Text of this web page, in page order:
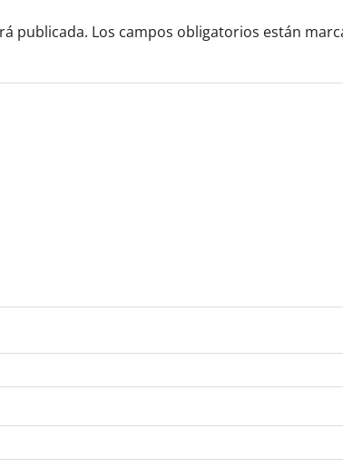
publicada. Los campos obligatorios están